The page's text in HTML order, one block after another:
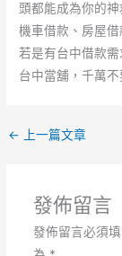
頭都能成為你的
機車借款、房屋
若是有台中借款
台中當舖，千萬
← 上一篇文章
發佈留言
發佈留言必須